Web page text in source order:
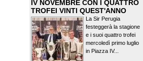
IV NOVEMBRE CON I QUATTRO
TROFEI VINTI QUEST'ANNO
La Sir Perugia
festeggerà la stagione
e i suoi quattro trofei
mercoledì primo luglio
in Piazza IV...